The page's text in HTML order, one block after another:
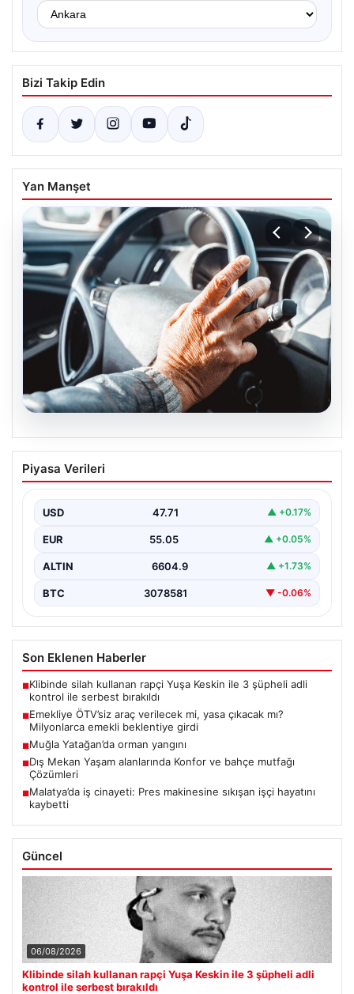
Bizi Takip Edin
Yan Manşet
Emekliye ÖTV’siz araç verilecek mi,
yasa çıkacak mı? Milyonlarca emekli
Piyasa Verileri
USD 47.71 ▲ +0.17%
EUR 55.05 ▲ +0.05%
ALTIN 6604.9 ▲ +1.73%
BTC 3078581 ▼ -0.06%
Son Eklenen Haberler
■Klibinde silah kullanan rapçi Yuşa Keskin ile 3 şüpheli adli
kontrol ile serbest bırakıldı
■Emekliye ÖTV’siz araç verilecek mi, yasa çıkacak mı?
Milyonlarca emekli beklentiye girdi
■Muğla Yatağan’da orman yangını
■Dış Mekan Yaşam alanlarında Konfor ve bahçe mutfağı
Çözümleri
■Malatya’da iş cinayeti: Pres makinesine sıkışan işçi hayatını
kaybetti
Güncel
06/08/2026
Klibinde silah kullanan rapçi Yuşa Keskin ile 3 şüpheli adli
kontrol ile serbest bırakıldı